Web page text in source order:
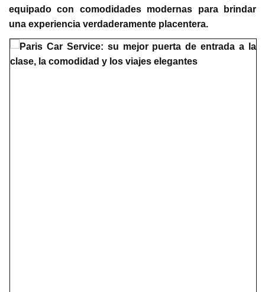
equipado con comodidades modernas para brindar
una experiencia verdaderamente placentera.